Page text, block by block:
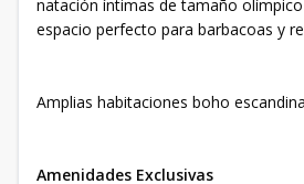
natación íntimas de tamaño
espacio perfecto para barbacoas y
Amplias habitaciones boho
Amenidades Exclusivas